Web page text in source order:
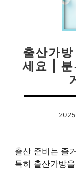
출산가
세요 | 분
출산 준비는 즐
특히 출산가방